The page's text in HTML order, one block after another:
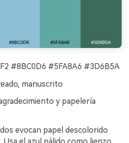
#8BC0D6 #5FA8A6 #3D6B5A
manuscrito
y papelería
evocan papel descolorido